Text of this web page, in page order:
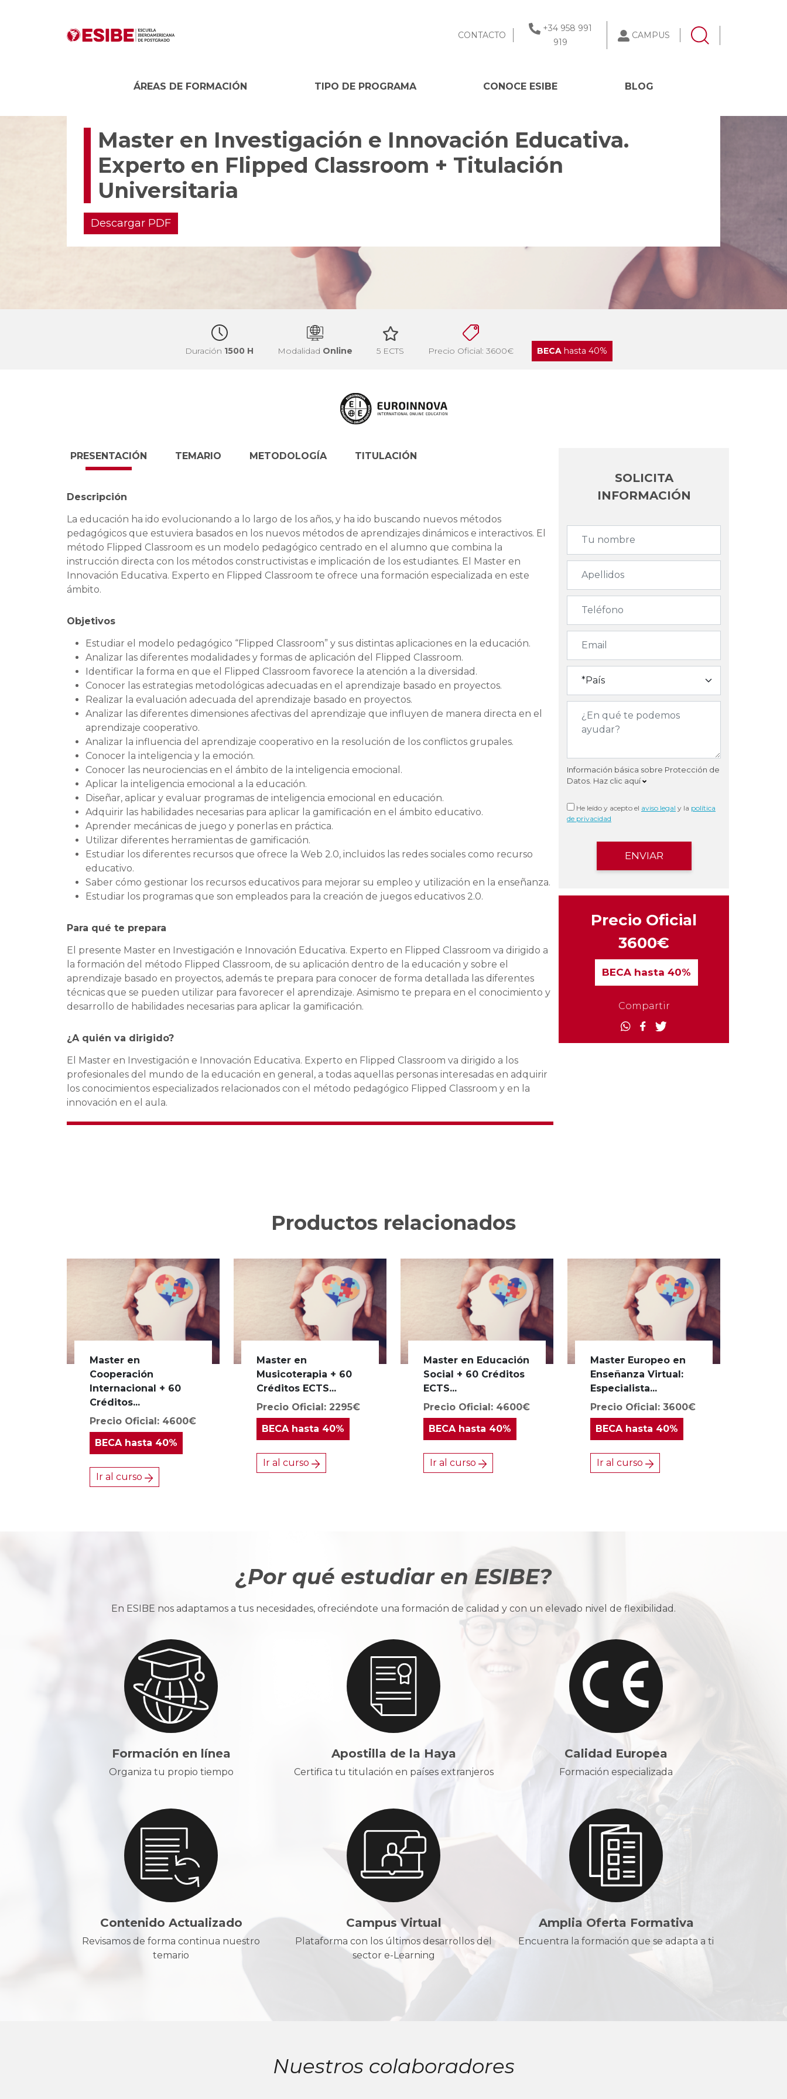
CONTACTO
+34 958 991
919
CAMPUS
ÁREAS DE FORMACIÓN TIPO DE PROGRAMA CONOCE ESIBE BLOG
Master en Investigación e Innovación Educativa.
Experto en Flipped Classroom + Titulación
Universitaria
Descargar PDF
Duración 1500 H Modalidad Online 5 ECTS Precio Oficial: 3600€ BECA hasta 40%
PRESENTACIÓN
Descripción
La educación ha ido evolucionando a lo largo de los años, y ha ido buscando nuevos métodos
pedagógicos que estuviera basados en los nuevos métodos de aprendizajes dinámicos e interactivos. El
método Flipped Classroom es un modelo pedagógico centrado en el alumno que combina la
instrucción directa con los métodos constructivistas e implicación de los estudiantes. El Master en
Innovación Educativa. Experto en Flipped Classroom te ofrece una formación especializada en este
ámbito.
Objetivos
Estudiar el modelo pedagógico “Flipped Classroom” y sus distintas aplicaciones en la educación.
Analizar las diferentes modalidades y formas de aplicación del Flipped Classroom.
Identificar la forma en que el Flipped Classroom favorece la atención a la diversidad.
Conocer las estrategias metodológicas adecuadas en el aprendizaje basado en proyectos.
Realizar la evaluación adecuada del aprendizaje basado en proyectos.
Analizar las diferentes dimensiones afectivas del aprendizaje que influyen de manera directa en el
aprendizaje cooperativo.
Analizar la influencia del aprendizaje cooperativo en la resolución de los conflictos grupales.
Conocer la inteligencia y la emoción.
Conocer las neurociencias en el ámbito de la inteligencia emocional.
Aplicar la inteligencia emocional a la educación.
Diseñar, aplicar y evaluar programas de inteligencia emocional en educación.
Adquirir las habilidades necesarias para aplicar la gamificación en el ámbito educativo.
Aprender mecánicas de juego y ponerlas en práctica.
Utilizar diferentes herramientas de gamificación.
Estudiar los diferentes recursos que ofrece la Web 2.0, incluidos las redes sociales como recurso
educativo.
Saber cómo gestionar los recursos educativos para mejorar su empleo y utilización en la enseñanza.
Estudiar los programas que son empleados para la creación de juegos educativos 2.0.
Para qué te prepara
El presente Master en Investigación e Innovación Educativa. Experto en Flipped Classroom va dirigido a
la formación del método Flipped Classroom, de su aplicación dentro de la educación y sobre el
aprendizaje basado en proyectos, además te prepara para conocer de forma detallada las diferentes
técnicas que se pueden utilizar para favorecer el aprendizaje. Asimismo te prepara en el conocimiento y
desarrollo de habilidades necesarias para aplicar la gamificación.
¿A quién va dirigido?
El Master en Investigación e Innovación Educativa. Experto en Flipped Classroom va dirigido a los
profesionales del mundo de la educación en general, a todas aquellas personas interesadas en adquirir
los conocimientos especializados relacionados con el método pedagógico Flipped Classroom y en la
innovación en el aula.
TEMARIO METODOLOGÍA TITULACIÓN
SOLICITA
INFORMACIÓN
Información básica sobre Protección de
Datos. Haz clic aquí
He leído y acepto el aviso legal y la política
de privacidad
Precio Oficial
3600€
BECAhasta 40%
Compartir
Productos relacionados
Master en
Cooperación
Internacional + 60
Créditos...
Precio Oficial: 4600€
BECAhasta 40%
Ir al curso
Master en
Musicoterapia + 60
Créditos ECTS...
Precio Oficial: 2295€
BECAhasta 40%
Ir al curso
Master en Educación
Social + 60 Créditos
ECTS...
Precio Oficial: 4600€
BECAhasta 40%
Ir al curso
Master Europeo en
Enseñanza Virtual:
Especialista...
Precio Oficial: 3600€
BECAhasta 40%
Ir al curso
¿Por qué estudiar en ESIBE?
En ESIBE nos adaptamos a tus necesidades, ofreciéndote una formación de calidad y con un elevado nivel de flexibilidad.
Formación en línea
Organiza tu propio tiempo
Apostilla de la Haya
Certifica tu titulación en países extranjeros
Calidad Europea
Formación especializada
Contenido Actualizado
Revisamos de forma continua nuestro
temario
Campus Virtual
Plataforma con los últimos desarrollos del
sector e-Learning
Amplia Oferta Formativa
Encuentra la formación que se adapta a ti
Nuestros colaboradores